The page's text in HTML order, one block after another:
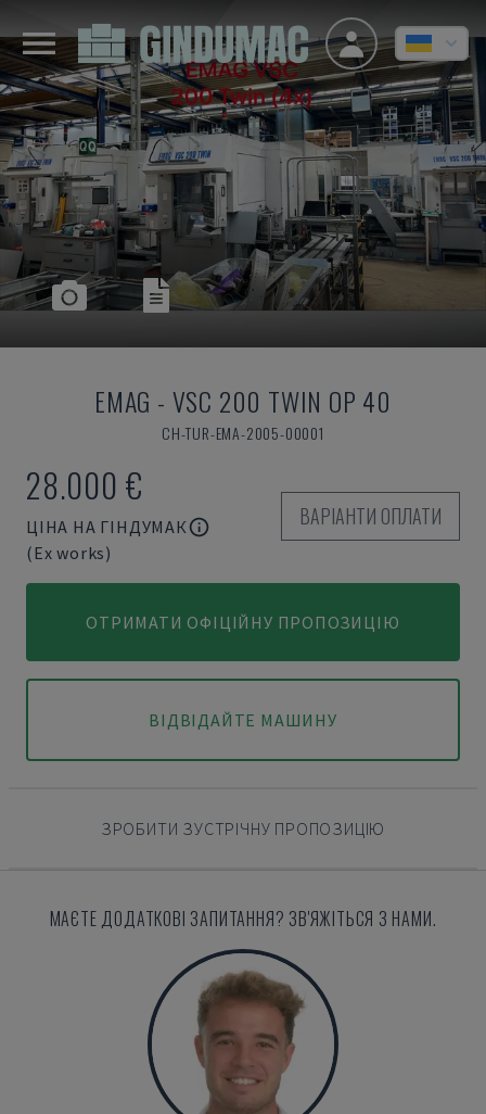
EMAG - VSC 200 TWIN OP 40
CH-TUR-EMA-2005-00001
28.000 €
ЦІНА НА ГІНДУМАК
(Ex works)
ВАРІАНТИ ОПЛАТИ
ОТРИМАТИ ОФІЦІЙНУ ПРОПОЗИЦІЮ
ВІДВІДАЙТЕ МАШИНУ
ЗРОБИТИ ЗУСТРІЧНУ ПРОПОЗИЦІЮ
МАЄТЕ ДОДАТКОВІ ЗАПИТАННЯ? ЗВ'ЯЖІТЬСЯ З НАМИ.